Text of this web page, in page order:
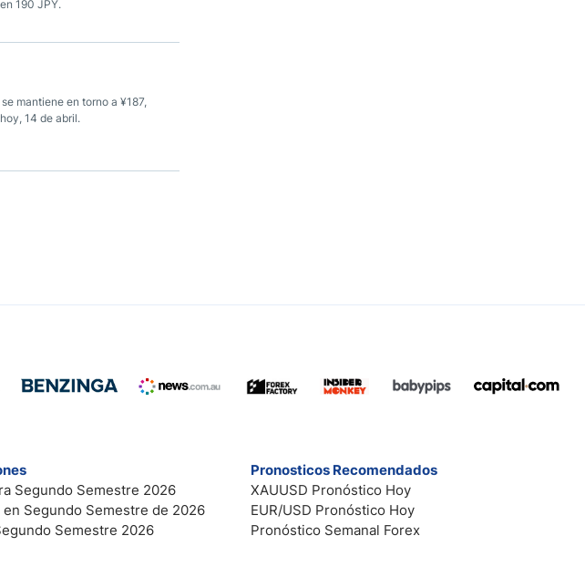
190 JPY.
mantiene en torno a ¥187,
14 de abril.
Segundo Semestre 2026
en Segundo Semestre de 2026
Semestre 2026
Pronosticos Recomendados
XAUUSD Pronóstico Hoy
EUR/USD Pronóstico Hoy
Pronóstico Semanal Forex